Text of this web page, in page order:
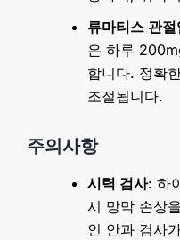
류마티스 관
은 하루
합니다. 정확
조절됩니다.
주의사항
시력 검사: 하
시 망막 손상
인 안과 검사